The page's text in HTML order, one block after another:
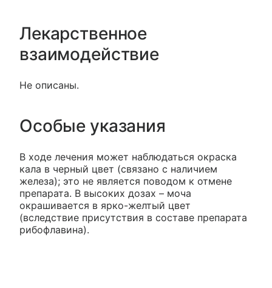
Лекарственное
взаимодействие
Не описаны.
Особые указания
В ходе лечения может наблюдаться окраска
кала в черный цвет (связано с наличием
железа); это не является поводом к отмене
препарата. В высоких дозах – моча
окрашивается в ярко-желтый цвет
(вследствие присутствия в составе препарата
рибофлавина).